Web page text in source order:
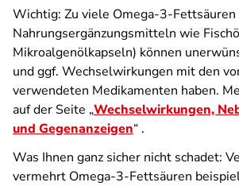
Wichtig: Zu viele Omega-3-Fettsäuren
Nahrungsergänzungsmitteln wie
Mikroalgenölkapseln) können
und ggf. Wechselwirkungen mit den
verwendeten Medikamenten haben.
auf der Seite „Wechselwirkungen,
und Gegenanzeigen“ .
Was Ihnen ganz sicher nicht schadet:
vermehrt Omega-3-Fettsäuren